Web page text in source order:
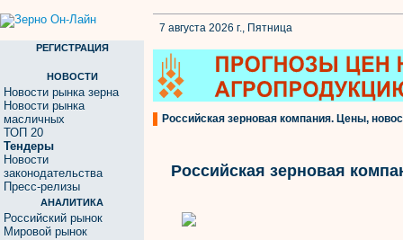
7 августа 2026 г., Пятница
РЕГИСТРАЦИЯ
НОВОСТИ
Новости рынка зерна
Новости рынка
масличных
ТОП 20
Тендеры
Новости
законодательства
Пресс-релизы
АНАЛИТИКА
Российский рынок
Мировой рынок
Российская зерновая компания. Цены,
Российская зерновая